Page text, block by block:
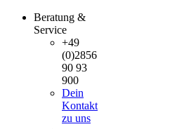
Beratung &
Service
+49
(0)2856
90 93
900
Dein
Kontakt
zu uns